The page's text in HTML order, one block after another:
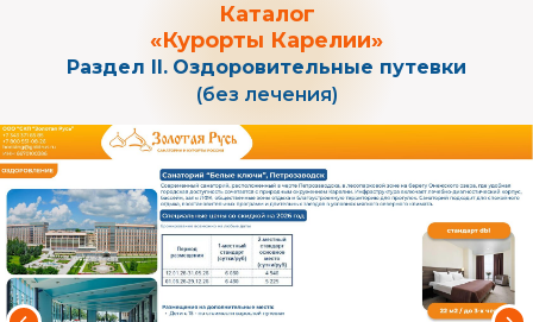
Каталог
«Курорты Карелии»
Раздел II. Оздоровительные путевки
(без лечения)